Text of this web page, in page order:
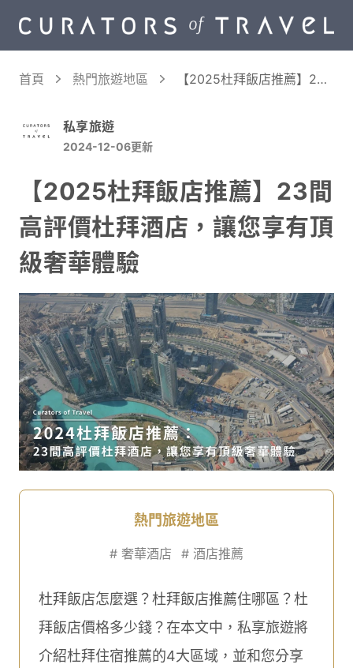
首頁 熱門旅遊地區
【2025杜拜飯店推薦】23
私享旅遊
2024-12-06更新
【2025杜拜飯店推薦】23間
高評價杜拜酒店，讓您享有頂
級奢華體驗
熱門旅遊地區
# 奢華酒店 # 酒店推薦
杜拜飯店怎麼選？杜拜飯店推薦住哪區？杜
拜飯店價格多少錢？在本文中，私享旅遊將
介紹杜拜住宿推薦的4大區域，並和您分享